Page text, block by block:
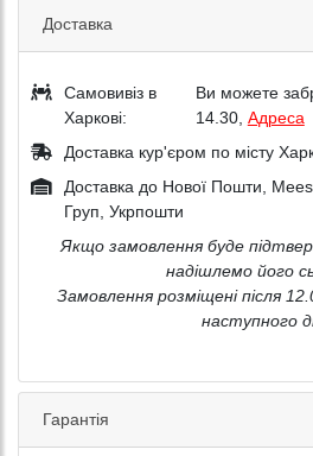
Доставка
Самовивіз в
Харкові:
Ви можете
14.30, Адреса
Доставка кур'єром по місту
Доставка до Нової Пошти,
Груп, Укрпошти
Якщо замовлення буде
надішлемо його
Замовлення розміщені після
наступного
Гарантія